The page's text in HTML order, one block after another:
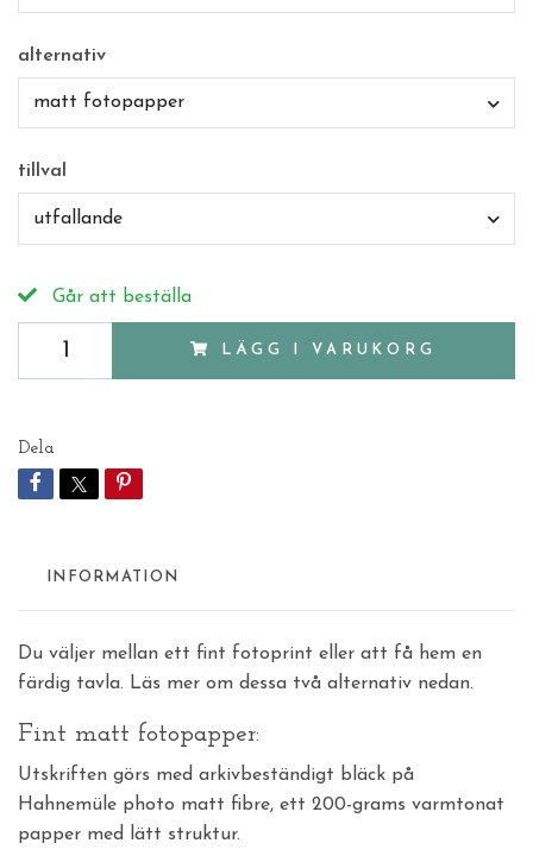
alternativ
matt fotopapper
tillval
utfallande
Går att beställa
LÄGG I VARUKORG
Dela
INFORMATION
Du väljer mellan ett fint fotoprint eller att få hem en
färdig tavla. Läs mer om dessa två alternativ nedan.
Fint matt fotopapper:
Utskriften görs med arkivbeständigt bläck på
Hahnemüle photo matt fibre, ett 200-grams varmtonat
papper med lätt struktur.